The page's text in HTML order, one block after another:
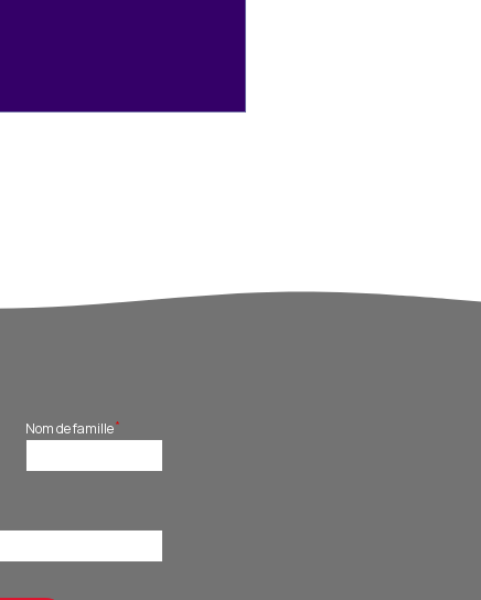
Nom de famille*